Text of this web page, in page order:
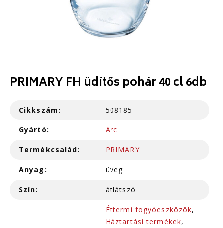
PRIMARY FH üdítős pohár 40 cl 6db
Cikkszám: 508185
Gyártó: Arc
Termékcsalád: PRIMARY
Anyag: üveg
Szín: átlátszó
Éttermi fogyóeszközök,
Háztartási termékek,